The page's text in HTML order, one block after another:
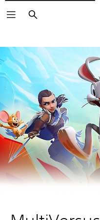
Buscar